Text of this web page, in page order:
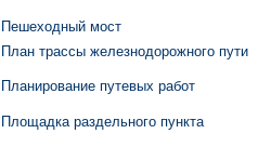
Пешеходный мост
План трассы железнодорожного пути
Планирование путевых работ
Площадка раздельного пункта